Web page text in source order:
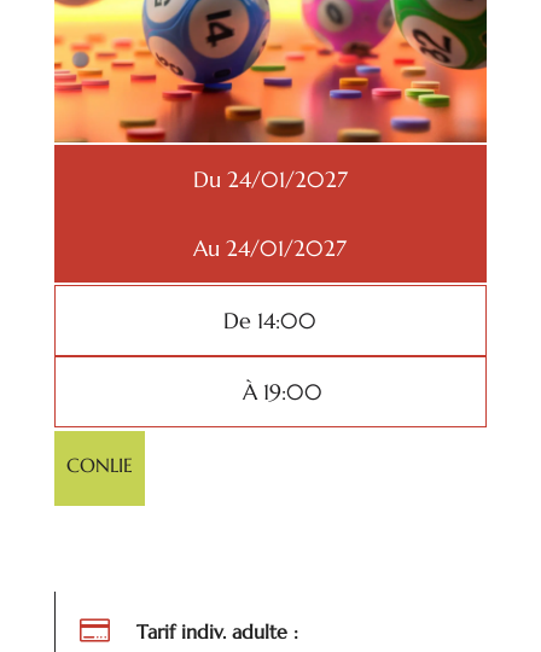
Du 24/01/2027
Au 24/01/2027
De 14:00
À 19:00
CONLIE
 Tarif indiv. adulte :